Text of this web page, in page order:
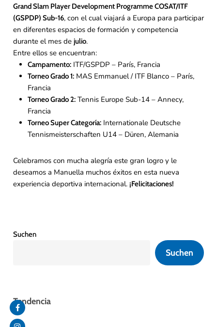
Grand Slam Player Development Programme COSAT/ITF
(GSPDP) Sub-16, con el cual viajará a Europa para participar
en diferentes espacios de formación y competencia
durante el mes de julio.
Entre ellos se encuentran:
Campamento:ITF/GSPDP – París, Francia
Torneo Grado 1:MAS Emmanuel / ITF Blanco – París,
Francia
Torneo Grado 2:Tennis Europe Sub-14 – Annecy,
Francia
Torneo Super Categoría:Internationale Deutsche
Tennismeisterschaften U14 – Düren, Alemania
Celebramos con mucha alegría este gran logro y le
deseamos a Manuella muchos éxitos en esta nueva
experiencia deportiva internacional. ¡Felicitaciones!
Suchen
Suchen
Tendencia